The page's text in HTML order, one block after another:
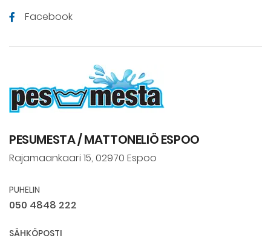
Facebook
PESUMESTA / MATTONELIÖ ESPOO
Rajamaankaari 15, 02970 Espoo
PUHELIN
050 4848 222
SÄHKÖPOSTI